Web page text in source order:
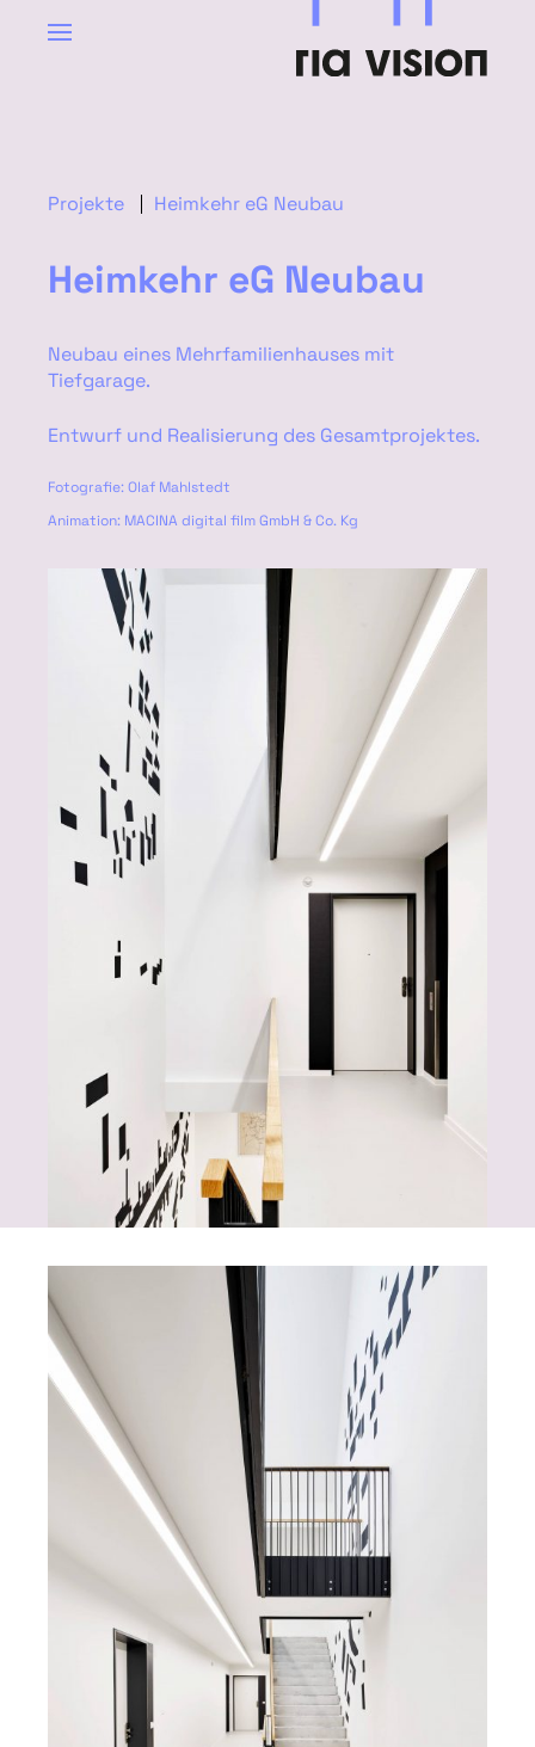
Projekte Heimkehr eG Neubau
Heimkehr eG Neubau
Neubau eines Mehrfamilienhauses mit
Tiefgarage.
Entwurf und Realisierung des Gesamtprojektes.
Fotografie: Olaf Mahlstedt
Animation: MACINA digital film GmbH & Co. Kg